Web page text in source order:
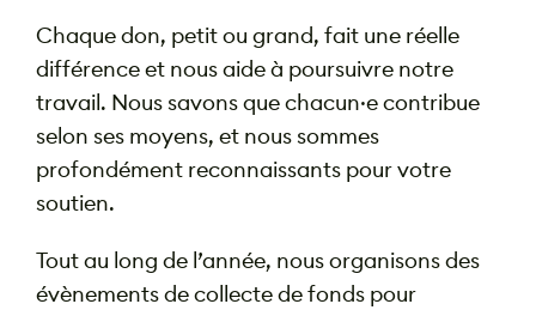
Chaque don, petit ou grand, fait une réelle
différence et nous aide à poursuivre notre
travail. Nous savons que chacun·e contribue
selon ses moyens, et nous sommes
profondément reconnaissants pour votre
soutien.
Tout au long de l’année, nous organisons des
évènements de collecte de fonds pour